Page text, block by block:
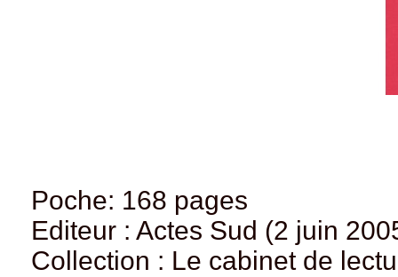
Poche: 168 pages
Editeur : Actes Sud (2 juin
Collection : Le cabinet de